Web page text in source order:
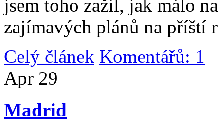
jsem toho zažil, jak málo
zajímavých plánů na příští
Celý článek Komentářů: 1
Apr 29
Madrid